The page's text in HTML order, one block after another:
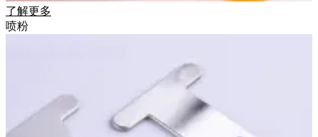
了解更多
喷粉